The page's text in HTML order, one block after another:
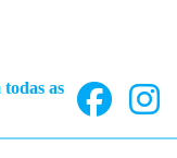
todas as